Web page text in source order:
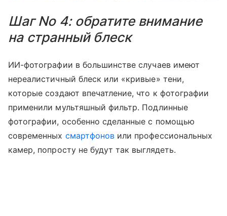
Шаг No 4: обратите внимание
на странный блеск
ИИ-фотографии в большинстве случаев имеют
нереалистичный блеск или «кривые» тени,
которые создают впечатление, что к фотографии
применили мультяшный фильтр. Подлинные
фотографии, особенно сделанные с помощью
современных смартфонов или профессиональных
камер, попросту не будут так выглядеть.